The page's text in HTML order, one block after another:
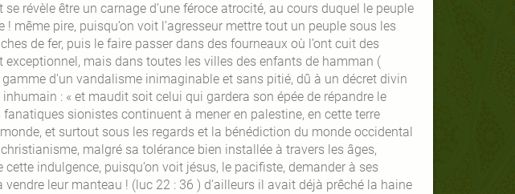
révèle être un carnage d’une féroce atrocité, au cours duquel le peuple
même pire, puisqu’on voit l’agresseur mettre tout un peuple sous les
de fer, puis le faire passer dans des fourneaux où l’ont cuit des
mais dans toutes les villes des enfants de hamman (
d’un vandalisme inimaginable et sans pitié, dû à un décret divin
: « et maudit soit celui qui gardera son épée de répandre le
sionistes continuent à mener en palestine, en cette terre
et surtout sous les regards et la bénédiction du monde occidental
malgré sa tolérance bien installée à travers les âges,
cette indulgence, puisqu’on voit jésus, le pacifiste, demander à ses
leur manteau ! (luc 22 : 36 ) d’ailleurs il avait déjà prêché la haine